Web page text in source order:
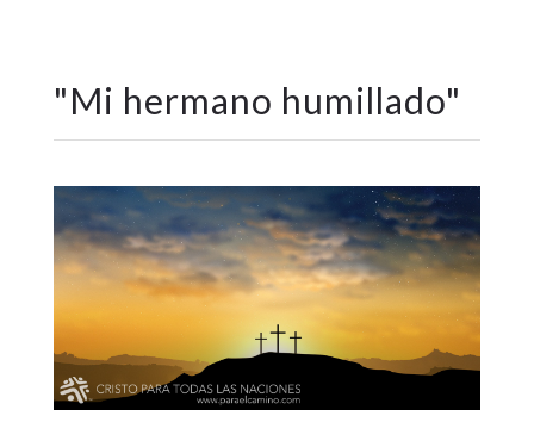
"Mi hermano humillado"